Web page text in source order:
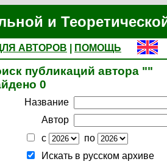
и
АВТОРОВ
ПОМОЩЬ
публикаций автора ""
0
Название
Автор
с
по
Искать в русском архиве